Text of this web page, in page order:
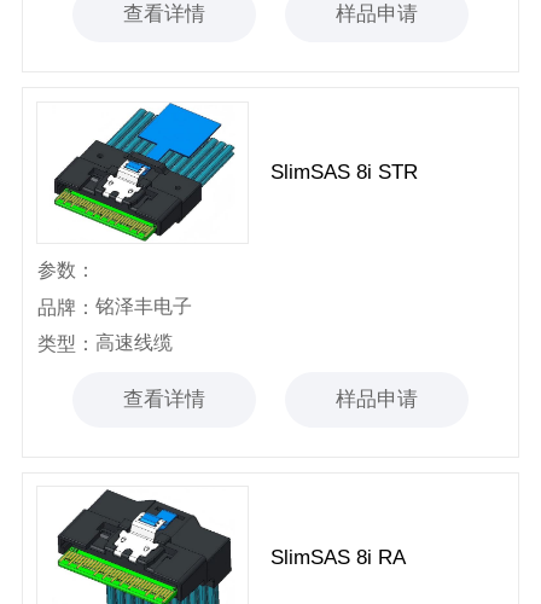
查看详情 样品申请
SlimSAS 8i STR
参数：
品牌： 铭泽丰电子
类型： 高速线缆
查看详情 样品申请
SlimSAS 8i RA